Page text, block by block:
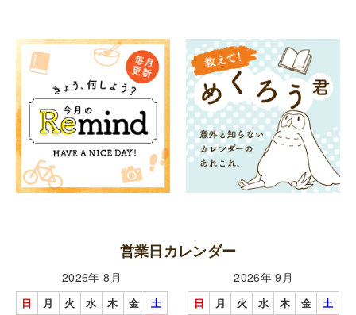
営業日カレンダー
2026年 8月
日 月 火 水 木 金 土
2026年 9月
日 月 火 水 木 金 土